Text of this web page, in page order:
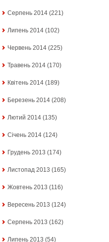
Серпень 2014 (221)
Липень 2014 (102)
Червень 2014 (225)
Травень 2014 (170)
Квітень 2014 (189)
Березень 2014 (208)
Лютий 2014 (135)
Січень 2014 (124)
Грудень 2013 (174)
Листопад 2013 (165)
Жовтень 2013 (116)
Вересень 2013 (124)
Серпень 2013 (162)
Липень 2013 (54)